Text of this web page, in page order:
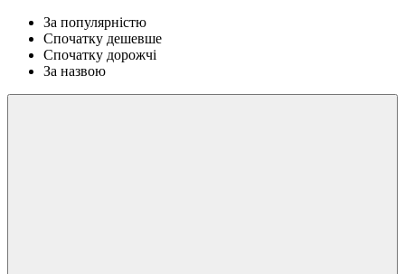
За популярністю
Спочатку дешевше
Спочатку дорожчі
За назвою